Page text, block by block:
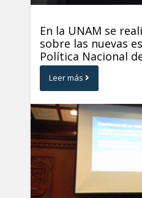
En la UNAM se
sobre las nuevas
Política Nacional
Leer más